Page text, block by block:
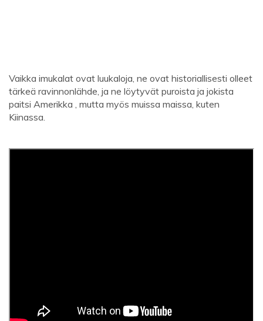
Vaikka imukalat ovat luukaloja, ne ovat historiallisesti olleet
tärkeä ravinnonlähde, ja ne löytyvät puroista ja jokista
paitsi Amerikka , mutta myös muissa maissa, kuten
Kiinassa.